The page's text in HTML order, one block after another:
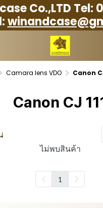
Co.,LTD Tel:
Camara lens VDO Canon
Canon CJ
ไม่พบสินค้า
1